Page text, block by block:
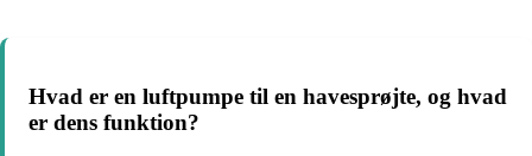
Hvad er en luftpumpe til en havesprøjte, og hvad
er dens funktion?